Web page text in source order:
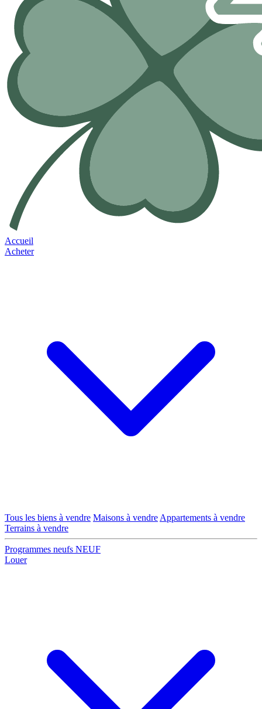
Accueil
Acheter
Tous les biens à vendre Maisons à vendre Appartements à vendre
Terrains à vendre
Programmes neufs NEUF
Louer